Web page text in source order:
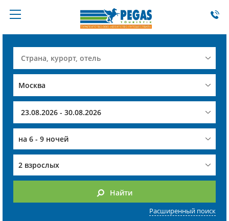
на 6 - 9 ночей
2 взрослых
Найти
Расширенный поиск